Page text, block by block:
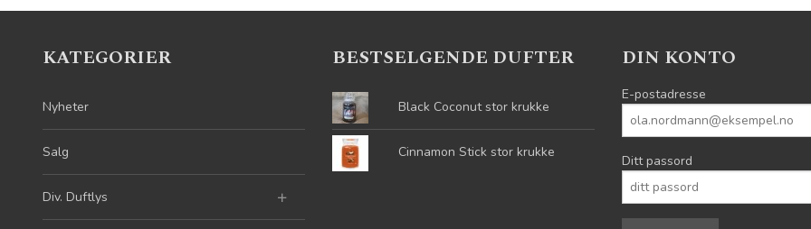
KATEGORIER
Nyheter
Salg
Div. Duftlys
BESTSELGENDE DUFTER
Black Coconut stor krukke
Cinnamon Stick stor krukke
DIN KONTO
E-postadresse
Ditt passord